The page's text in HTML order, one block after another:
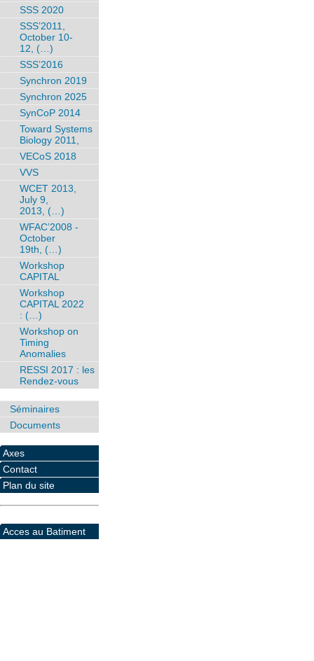
SSS 2020
SSS’2011,
October 10-
12, (…)
SSS’2016
Synchron 2019
Synchron 2025
SynCoP 2014
Toward Systems
Biology 2011,
VECoS 2018
VVS
WCET 2013,
July 9,
2013, (…)
WFAC’2008 -
October
19th, (…)
Workshop
CAPITAL
Workshop
CAPITAL 2022
: (…)
Workshop on
Timing
Anomalies
RESSI 2017 : les
Rendez-vous
Séminaires
Documents
Axes
Contact
Plan du site
Acces au Batiment